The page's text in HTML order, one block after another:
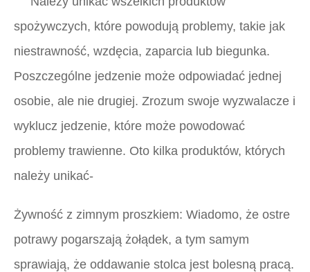
spożywczych, które powodują problemy, takie jak
niestrawność, wzdęcia, zaparcia lub biegunka.
Poszczególne jedzenie może odpowiadać jednej
osobie, ale nie drugiej. Zrozum swoje wyzwalacze i
wyklucz jedzenie, które może powodować
problemy trawienne. Oto kilka produktów, których
należy unikać-
Żywność z zimnym proszkiem: Wiadomo, że ostre
potrawy pogarszają żołądek, a tym samym
sprawiają, że oddawanie stolca jest bolesną pracą.